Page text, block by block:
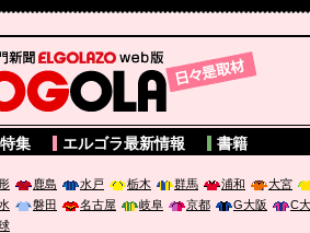
web版 BLOGOLA
特集 エルゴラ最新情報 書籍
鹿島 水戸 栃木 群馬 浦和
大宮
磐田 名古屋 岐阜 京都 G大阪
C